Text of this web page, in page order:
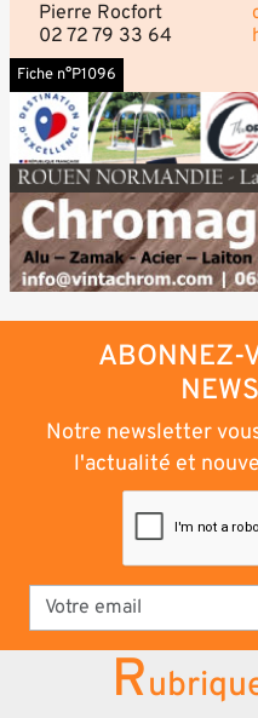
Pierre Rocfort
02 72 79 33 64
Fiche n°P1096
ABONNEZ-
Notre newsletter
l'actualité et
R